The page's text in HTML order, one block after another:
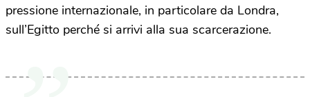
pressione internazionale, in particolare da Londra,
sull’Egitto perché si arrivi alla sua scarcerazione.